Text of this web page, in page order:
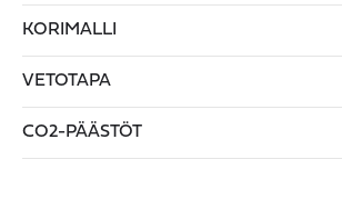
KORIMALLI
VETOTAPA
CO2-PÄÄSTÖT